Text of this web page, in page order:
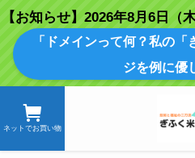
【お知らせ】2026年8月6日（
「ドメインって何？私の
ジを例に優
ネットでお買い物